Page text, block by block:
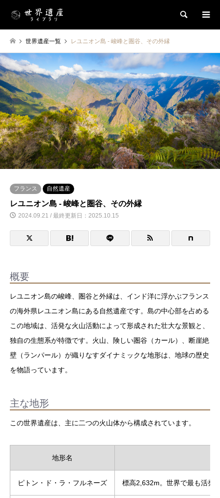
検索
世界遺産一覧 レユニオン島 ‐ 峻峰と圏谷、その外縁
フランス 自然遺産
レユニオン島 ‐ 峻峰と圏谷、その外縁
2024.09.21 / 最終更新日：2025.10.15
概要
レユニオン島の峻峰、圏谷と外縁は、インド洋に浮かぶフランス
の海外県レユニオン島にある自然遺産です。島の中心部を占める
この地域は、活発な火山活動によって形成された壮大な景観と、
独自の生態系が特徴です。火山、険しい圏谷（カール）、断崖絶
壁（ランパール）が織りなすダイナミックな地形は、地球の歴史
を物語っています。
主な地形
この世界遺産は、主に二つの火山体から構成されています。
地形名
ピトン・ド・ラ・フルネーズ 標高2,632m。世界で最も活発